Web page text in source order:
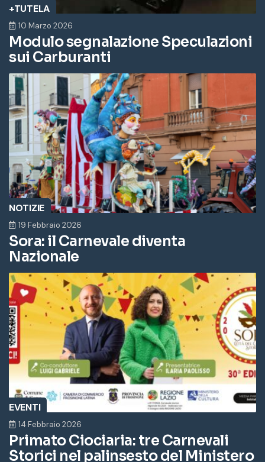
+TUTELA
10 Marzo 2026
Modulo segnalazione Speculazioni
sui Carburanti
NOTIZIE
19 Febbraio 2026
Sora: il Carnevale diventa
Nazionale
EVENTI
14 Febbraio 2026
Primato Ciociaria: tre Carnevali
Storici nel palinsesto del Ministero